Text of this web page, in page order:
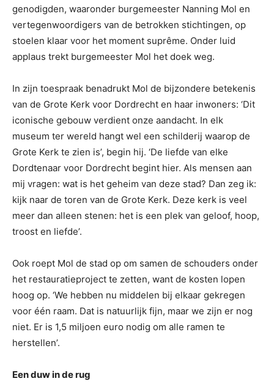
genodigden, waaronder burgemeester Nanning Mol en
vertegenwoordigers van de betrokken stichtingen, op
stoelen klaar voor het moment suprême. Onder luid
applaus trekt burgemeester Mol het doek weg.
In zijn toespraak benadrukt Mol de bijzondere betekenis
van de Grote Kerk voor Dordrecht en haar inwoners: ‘Dit
iconische gebouw verdient onze aandacht. In elk
museum ter wereld hangt wel een schilderij waarop de
Grote Kerk te zien is’, begin hij. ‘De liefde van elke
Dordtenaar voor Dordrecht begint hier. Als mensen aan
mij vragen: wat is het geheim van deze stad? Dan zeg ik:
kijk naar de toren van de Grote Kerk. Deze kerk is veel
meer dan alleen stenen: het is een plek van geloof, hoop,
troost en liefde’.
Ook roept Mol de stad op om samen de schouders onder
het restauratieproject te zetten, want de kosten lopen
hoog op. ‘We hebben nu middelen bij elkaar gekregen
voor één raam. Dat is natuurlijk fijn, maar we zijn er nog
niet. Er is 1,5 miljoen euro nodig om alle ramen te
herstellen’.
Een duw in de rug